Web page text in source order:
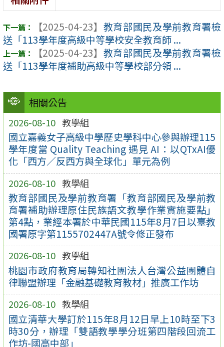
相關公告
2026-08-10 教學組
國立嘉義女子高級中學歷史學科中心參與辦理115
學年度當 Quality Teaching 遇見 AI：以QTxAI優
化「西方／反西方與全球化」單元為例
2026-08-10 教學組
教育部國民及學前教育署「教育部國民及學前教
育署補助辦理原住民族語文教學作業實施要點」
第4點，業經本署於中華民國115年8月7日以臺教
國署原字第1155702447A號令修正發布
2026-08-10 教學組
桃園市政府教育局轉知社團法人台灣公益團體自
律聯盟辦理「金融基礎教育教材」推廣工作坊
2026-08-10 教學組
國立清華大學訂於115年8月12日早上10時至下3
時30分，辦理「雙語教學學分班第四階段回流工
作坊-國高中部」
【2025-04-23】 教育部國民及學前教育署檢
送「113學年度高級中等學校安全教育師 ...
【2025-04-23】 教育部國民及學前教育署檢
送「113學年度補助高級中等學校部分領 ...